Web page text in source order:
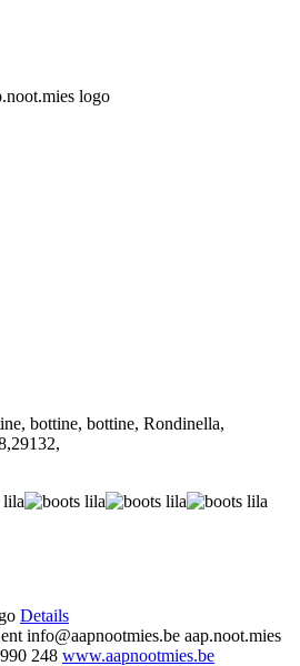
bottine, bottine, Rondinella,
Details
info@aapnootmies.be aap.noot.mies
248 www.aapnootmies.be